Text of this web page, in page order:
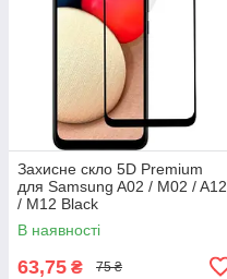
Захисне скло 5D Premium
для Samsung A02 / M02 / A12
/ M12 Black
В наявності
63,75 ₴ 75 ₴